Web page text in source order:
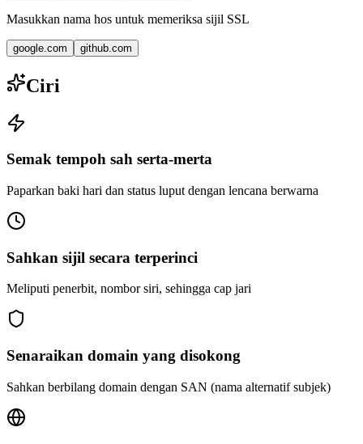
Masukkan nama hos untuk memeriksa sijil SSL
google.com github.com
Ciri
Semak tempoh sah serta-merta
Paparkan baki hari dan status luput dengan lencana berwarna
Sahkan sijil secara terperinci
Meliputi penerbit, nombor siri, sehingga cap jari
Senaraikan domain yang disokong
Sahkan berbilang domain dengan SAN (nama alternatif subjek)